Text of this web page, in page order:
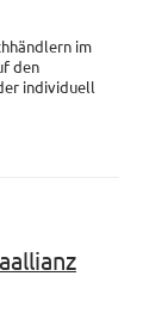
im
den
individuell